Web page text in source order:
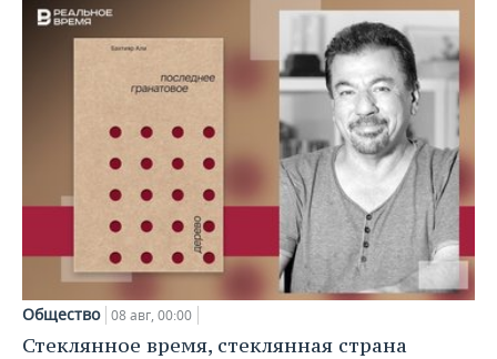
Общество 08 авг, 00:00
Стеклянное время, стеклянная страна